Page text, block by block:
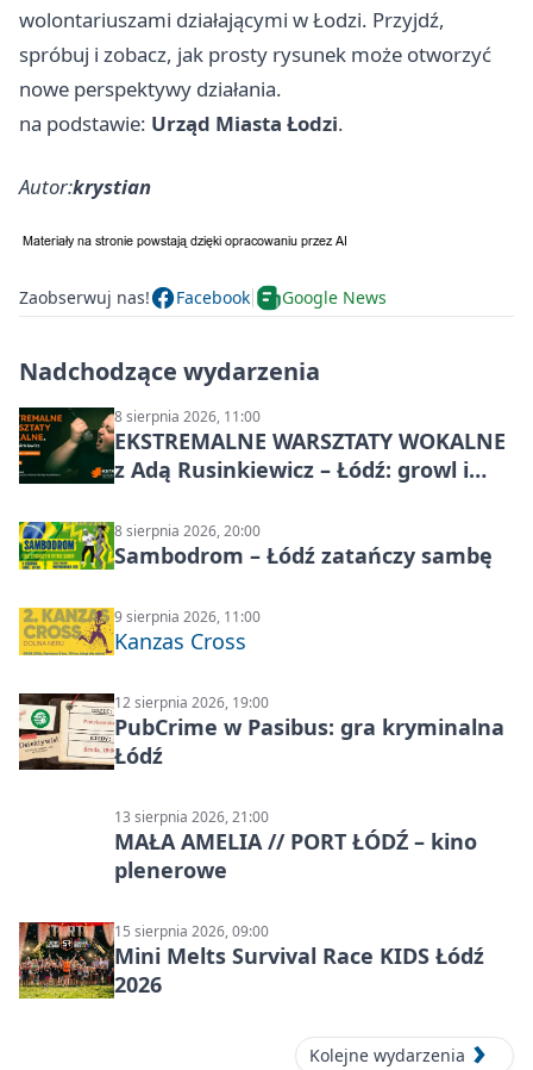
wolontariuszami działającymi w Łodzi. Przyjdź,
spróbuj i zobacz, jak prosty rysunek może otworzyć
nowe perspektywy działania.
na podstawie: Urząd Miasta Łodzi.
Autor:krystian
Zaobserwuj nas! Facebook Google News
Nadchodzące wydarzenia
8 sierpnia 2026, 11:00
EKSTREMALNE WARSZTATY WOKALNE
z Adą Rusinkiewicz – Łódź: growl i
8 sierpnia 2026, 20:00
Sambodrom – Łódź zatańczy sambę
9 sierpnia 2026, 11:00
Kanzas Cross
12 sierpnia 2026, 19:00
PubCrime w Pasibus: gra kryminalna
Łódź
13 sierpnia 2026, 21:00
MAŁA AMELIA // PORT ŁÓDŹ – kino
plenerowe
15 sierpnia 2026, 09:00
Mini Melts Survival Race KIDS Łódź
2026
Kolejne wydarzenia